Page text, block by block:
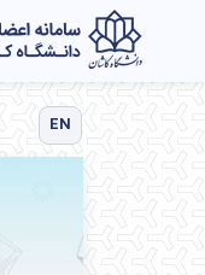
EN